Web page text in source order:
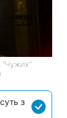
"Чужих"
з